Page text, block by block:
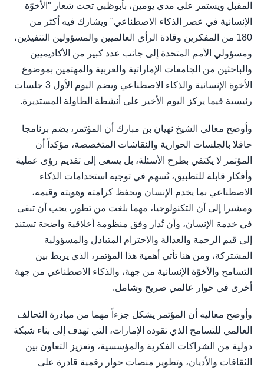
المقبل ويستمر على مدى يومين، بأبوظبي تحت شعار "الأخوّة
الإنسانية في عصر الذكاء الاصطناعي" ويشارك فيه أكثر من
180 من المفكرين وقادة الرأي العالميين والمسؤولين التنفيذين،
ومسؤولي الأمم المتحدة إلى جانب عدد كبير من الأكاديميين
والباحثين من الجامعات الإماراتية والعربية والمهتمين بموضوع
الأخوة الإنسانية والذكاء الاصطناعي ويضم اليوم الأول 3 جلسات
رئيسية فيما يركز اليوم الأخير على أنشطة الطاولة المستديرة.
وأوضح معالي الشيخ نهيان بن مبارك أن المؤتمر، يضم برنامجا
حافلا بالجلسات الحوارية والنقاشات المتخصصة، مؤكداً أن
المؤتمر لا يكتفي بطرح الأسئلة، بل يسعى إلى تقديم رؤى عملية
وأفكار قابلة للتطبيق، تُسهم في توجيه استخدامات الذكاء
الاصطناعي بما يخدم الإنسان ويحفظ كرامته وهويته وقيمه،
ومشيرا إلى أن التكنولوجيا، مهما بلغت من تطور، يجب أن تبقى
في خدمة الإنسان، وأن تُدار وفق منظومة أخلاقية واضحة تستند
إلى قيم الرحمة والعدالة والاحترام المتبادل والمسؤولية
المشتركة، ومن هنا تأتي أهمية هذا المؤتمر، الذي يربط بين
التسامح والأخوّة الإنسانية من جهة، والذكاء الاصطناعي من جهة
أخرى في حوار عالمي صريح وشامل.
وأوضح معاليه أن المؤتمر يشكل جزءاً مهما من مبادرة التحالف
العالمي للتسامح الذي تقوده الإمارات، التي تهدف إلى بناء شبكة
دولية من الشراكات الفكرية والمؤسسية، وتعزيز التعاون بين
الثقافات والأديان، وتطوير منصات حوار رقمية قادرة على